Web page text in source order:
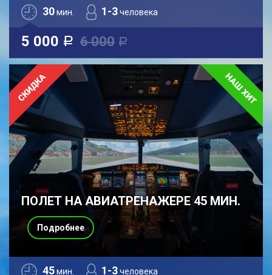
30мин. 1-3человека
5 000 a 6 000 a
ПОЛЕТ НА АВИАТРЕНАЖЕРЕ 45 МИН.
45мин. 1-3человека
Подробнее